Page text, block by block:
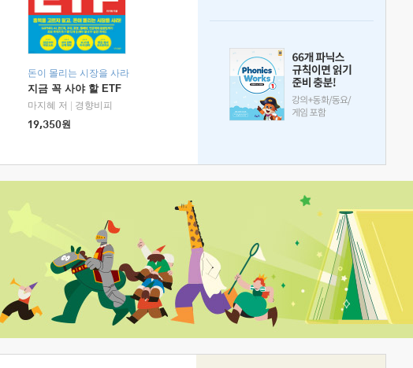
돈이 몰리는 시장을 사라
지금 꼭 사야 할 ETF
마지혜 저
경향비피
19,350원